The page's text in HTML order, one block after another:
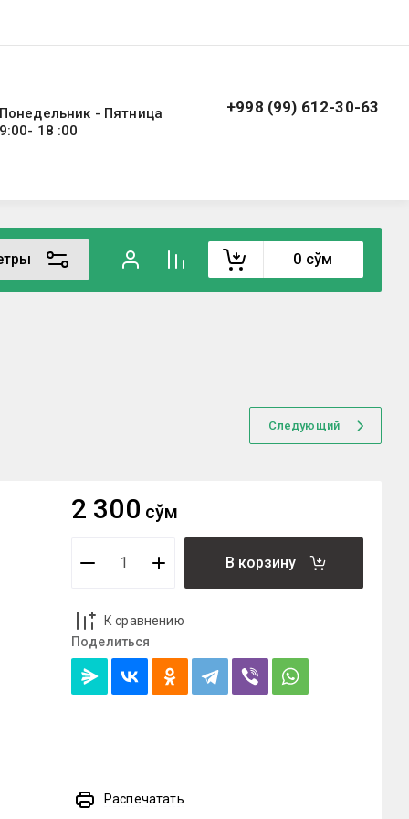
- Пятница
18 :00
+998 (99) 612-30-63
0 сўм
Следующий
2 300 сўм
В корзину
К сравнению
Поделиться
Распечатать